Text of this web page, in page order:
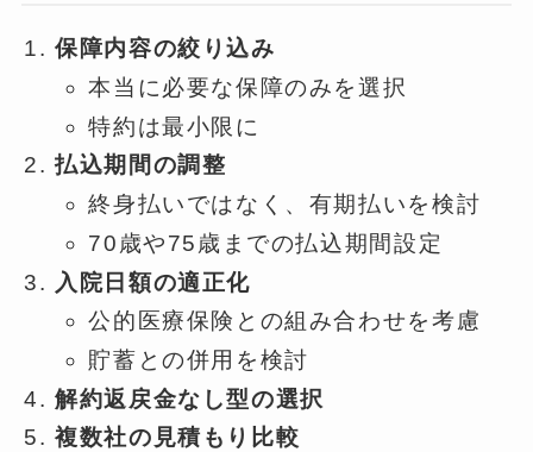
保障内容の絞り込み
本当に必要な保障のみを選択
特約は最小限に
払込期間の調整
終身払いではなく、有期払いを検討
70歳や75歳までの払込期間設定
入院日額の適正化
公的医療保険との組み合わせを考慮
貯蓄との併用を検討
解約返戻金なし型の選択
複数社の見積もり比較